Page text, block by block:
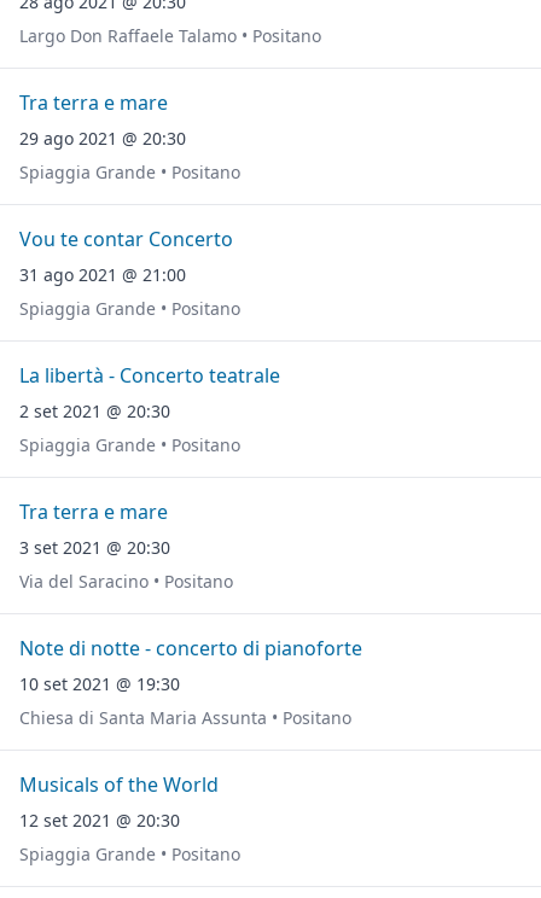
Largo Don Raffaele Talamo • Positano
Tra terra e mare
29 ago 2021 @ 20:30
Spiaggia Grande • Positano
Vou te contar Concerto
31 ago 2021 @ 21:00
Spiaggia Grande • Positano
La libertà - Concerto teatrale
2 set 2021 @ 20:30
Spiaggia Grande • Positano
Tra terra e mare
3 set 2021 @ 20:30
Via del Saracino • Positano
Note di notte - concerto di pianoforte
10 set 2021 @ 19:30
Chiesa di Santa Maria Assunta • Positano
Musicals of the World
12 set 2021 @ 20:30
Spiaggia Grande • Positano